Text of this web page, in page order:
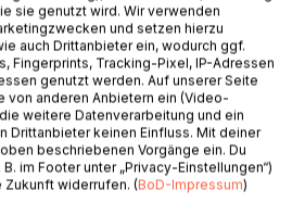
hervorgeht.
dem Versprechen grenzenloser
Ben auf jahrhundertealte
- Spuren, die alle in Blut enden.
internationaler Kampagnen,
- selbst Angst. Für einen
ist sie bereit, alles zu
Jacks Spiel um Seele, Einfluss
sie genutzt wird. Wir verwenden
und setzen hierzu
auch Drittanbieter ein, wodurch ggf.
Fingerprints, Tracking-Pixel, IP-Adressen
genutzt werden. Auf unserer Seite
von anderen Anbietern ein (Video-
weitere Datenverarbeitung und ein
Drittanbieter keinen Einfluss. Mit deiner
beschriebenen Vorgänge ein. Du
im Footer unter „Privacy-Einstellungen“)
widerrufen. (BoD-Impressum)